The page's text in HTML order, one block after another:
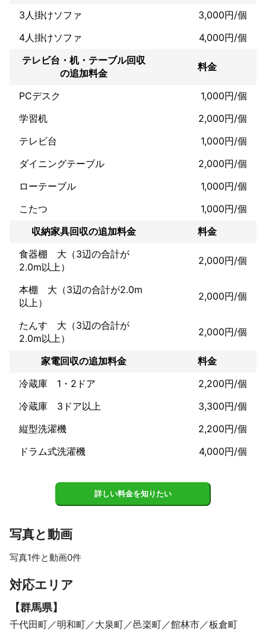
3人掛けソファ
3,000円/個
4人掛けソファ
4,000円/個
テレビ台・机・テーブル回収
の追加料金
料金
PCデスク
1,000円/個
学習机
2,000円/個
テレビ台
1,000円/個
ダイニングテーブル
2,000円/個
ローテーブル
1,000円/個
こたつ
1,000円/個
収納家具回収の追加料金
料金
食器棚 大（3辺の合計が
2.0m以上）
2,000円/個
本棚 大（3辺の合計が2.0m
以上）
2,000円/個
たんす 大（3辺の合計が
2.0m以上）
2,000円/個
家電回収の追加料金
料金
冷蔵庫 1・2ドア
2,200円/個
冷蔵庫 3ドア以上
3,300円/個
縦型洗濯機
2,200円/個
ドラム式洗濯機
4,000円/個
詳しい料金を知りたい
写真と動画
写真1件と動画0件
対応エリア
【群馬県】
千代田町 明和町 大泉町 邑楽町 館林市 板倉町